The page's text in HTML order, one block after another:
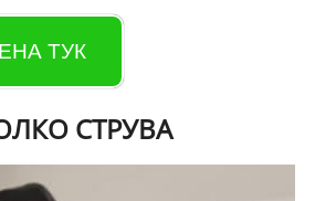
ТУК
СТРУВА